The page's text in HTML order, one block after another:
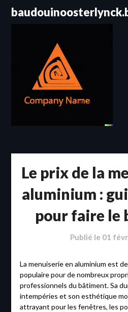
Passer
Le prix de la
aluminium :
pour faire le
Publié le 01
La menuiserie en aluminium est
populaire pour de nombreux
professionnels du bâtiment. Sa
intempéries et son esthétique
attrayant pour les fenêtres, les